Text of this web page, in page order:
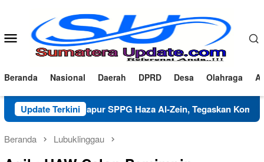
Menu
Mobile
Beranda Nasional Daerah DPRD Desa Olahraga
Update Terkini
Dapur SPPG Haza Al-Zein, Tegaskan Komitmen Jaga Mutu
Beranda Lubuklinggau